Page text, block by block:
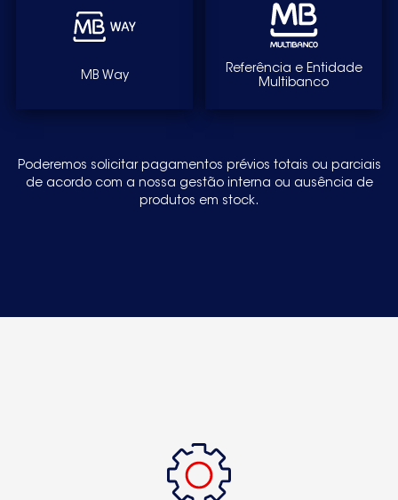
MB Way
Referência e Entidade
Multibanco
Poderemos solicitar pagamentos prévios totais ou parciais
de acordo com a nossa gestão interna ou ausência de
produtos em stock.